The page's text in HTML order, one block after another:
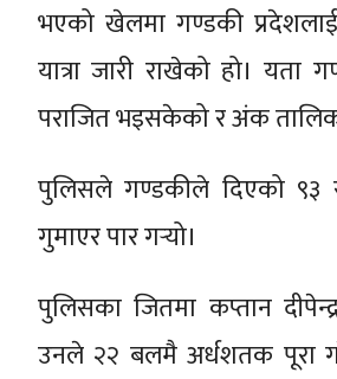
भएको खेलमा गण्डकी
यात्रा जारी राखेको हो।
पराजित भइसकेको र अंक
पुलिसले गण्डकीले दिएको
गुमाएर पार गर्‍यो।
पुलिसका जितमा कप्तान
उनले २२ बलमै अर्धशतक पूरा